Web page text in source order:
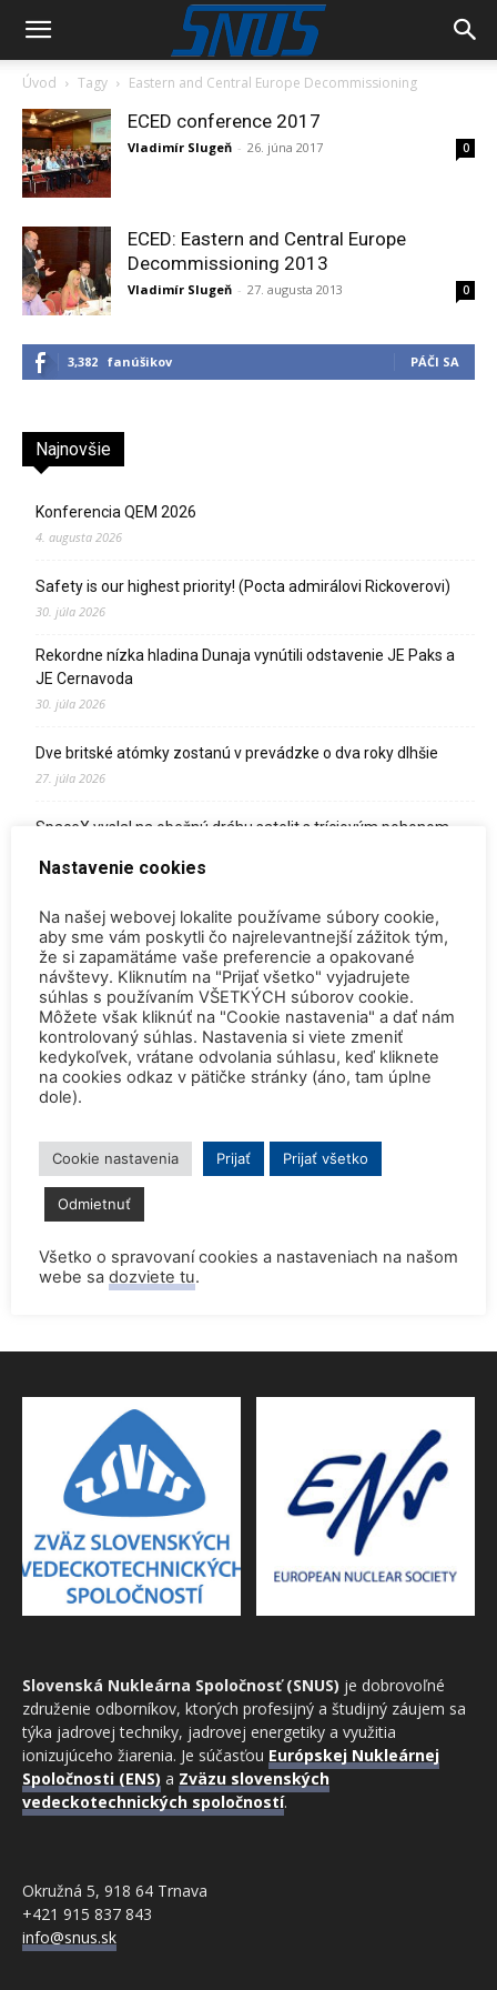
Úvod Tagy Eastern and Central Europe Decommissioning
ECED conference 2017
Vladimír Slugeň - 26. júna 2017 0
ECED: Eastern and Central Europe
Decommissioning 2013
Vladimír Slugeň - 27. augusta 2013 0
3,382 fanúšikov PÁČI SA
Najnovšie
Konferencia QEM 2026
4. augusta 2026
Safety is our highest priority! (Pocta admirálovi Rickoverovi)
30. júla 2026
Rekordne nízka hladina Dunaja vynútili odstavenie JE Paks a
JE Cernavoda
30. júla 2026
Dve britské atómky zostanú v prevádzke o dva roky dlhšie
27. júla 2026
SpaceX vyslal na obežnú dráhu satelit s tríciovým pohonom
2. júla 2026
Palivo v Mochovciach 4: Slovensko upevňuje pozíciu medzi
jadrovou špičkou Európy
2. júla 2026
Startup Helion získal stámilióny na fúznu elektráreň pre
Microsoft
15. júna 2026
Prednáška o jadrovej energetike zaujala študentov aj
pedagógov gymnázia
9. júna 2026
Povolenie jadrového dozoru pre 4.blok EMO
9. júna 2026
Slovenská Nukleárna Spoločnosť (SNUS) je dobrovoľné
združenie odborníkov, ktorých profesijný a študijný záujem sa
týka jadrovej techniky, jadrovej energetiky a využitia
ionizujúceho žiarenia. Je súčasťou Európskej Nukleárnej
Spoločnosti (ENS) a Zväzu slovenských
vedeckotechnických spoločností.
Okružná 5, 918 64 Trnava
+421 915 837 843
info@snus.sk
Nastavenie cookies
Na našej webovej lokalite používame súbory cookie,
aby sme vám poskytli čo najrelevantnejší zážitok tým,
že si zapamätáme vaše preferencie a opakované
návštevy. Kliknutím na "Prijať všetko" vyjadrujete
súhlas s používaním VŠETKÝCH súborov cookie.
Môžete však kliknúť na "Cookie nastavenia" a dať nám
kontrolovaný súhlas. Nastavenia si viete zmeniť
kedykoľvek, vrátane odvolania súhlasu, keď kliknete
na cookies odkaz v pätičke stránky (áno, tam úplne
dole).
Cookie nastavenia Prijať Prijať všetko
Odmietnuť
Všetko o spravovaní cookies a nastaveniach na našom
webe sa dozviete tu.